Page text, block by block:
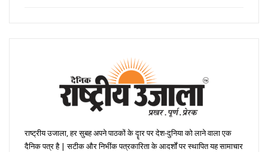
राष्ट्रीय उजाला, हर सुबह अपने पाठकों के दॄार पर देश-दुनिया को लाने वाला एक
दैनिक पत्र है | सटीक और निभींक पत्रकारिता के आदर्शों पर स्थापित यह सामाचार